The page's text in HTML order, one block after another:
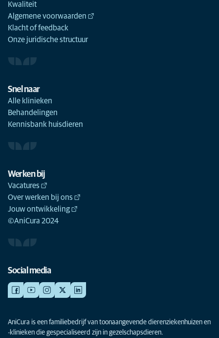
Kwaliteit
Algemene voorwaarden
Klacht of feedback
Onze juridische structuur
Snel naar
Alle klinieken
Behandelingen
Kennisbank huisdieren
Werken bij
Vacatures
Over werken bij ons
Jouw ontwikkeling
©AniCura 2024
Social media
AniCura is een familiebedrijf van toonaangevende dierenziekenhuizen en
-klinieken die gespecialiseerd zijn in gezelschapsdieren.